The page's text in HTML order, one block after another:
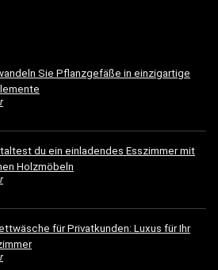
Sie Pflanzgefäße in einzigartige
du ein einladendes Esszimmer mit
Holzmöbeln
für Privatkunden: Luxus für Ihr